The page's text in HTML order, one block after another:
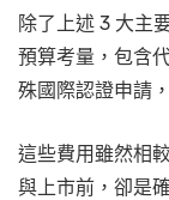
除了上述 3 大主
預算考量，包含
殊國際認證申請
這些費用雖然相
與上市前，卻是